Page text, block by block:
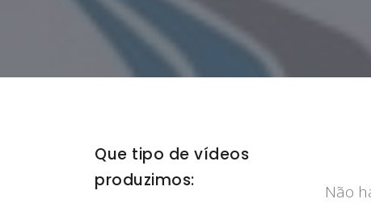
Que tipo de vídeos
produzimos:
Não